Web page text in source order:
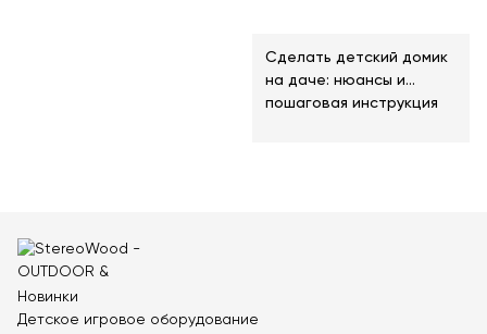
Сделать детский домик
на даче: нюансы и
пошаговая инструкция
Новинки
Детское игровое оборудование